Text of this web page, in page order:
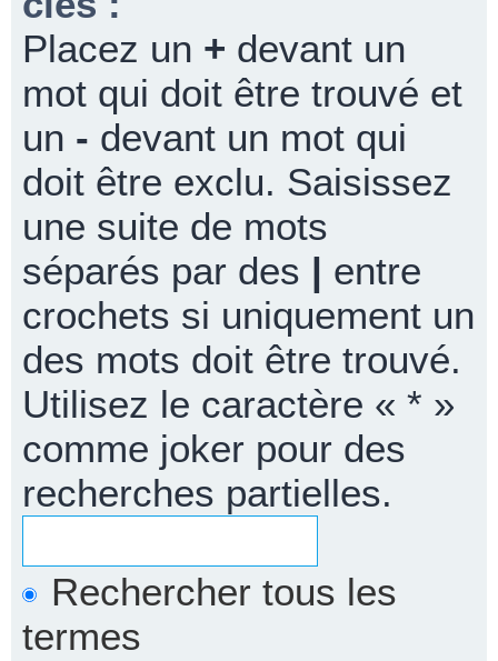
Placez un + devant un
mot qui doit être trouvé et
un - devant un mot qui
doit être exclu. Saisissez
une suite de mots
séparés par des | entre
crochets si uniquement un
des mots doit être trouvé.
Utilisez le caractère « * »
comme joker pour des
recherches partielles.
Rechercher tous les
termes